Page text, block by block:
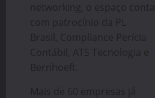
networking, o espaço conta
com patrocínio da PL
Brasil, Compliance Perícia
Contábil, ATS Tecnologia e
Bernhoeft.
Mais de 60 empresas já